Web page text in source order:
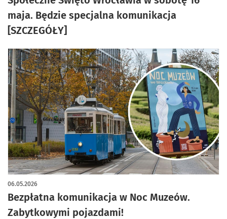
maja. Będzie specjalna komunikacja
[SZCZEGÓŁY]
Bezpłatna komunikacja w Noc Muzeów.
Zabytkowymi pojazdami!
06.05.2026